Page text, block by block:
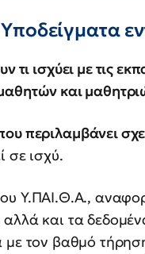
τι ισχύει με τις
και
περιλαμβάνει
σε ισχύ.
Υ.ΠΑΙ.Θ.Α.,
και τα
με τον βαθμό